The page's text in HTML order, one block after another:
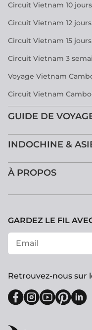
Circuit Vietnam 10 jours
Circuit Vietnam 12 jours
Circuit Vietnam 15 jours
Circuit Vietnam 3
Voyage Vietnam
Circuit Vietnam
GUIDE DE
INDOCHINE &
À PROPOS
GARDEZ LE FIL
Retrouvez-nous sur